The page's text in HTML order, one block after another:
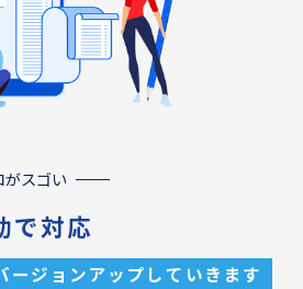
がスゴい
で対応
ージョンアップしていきます